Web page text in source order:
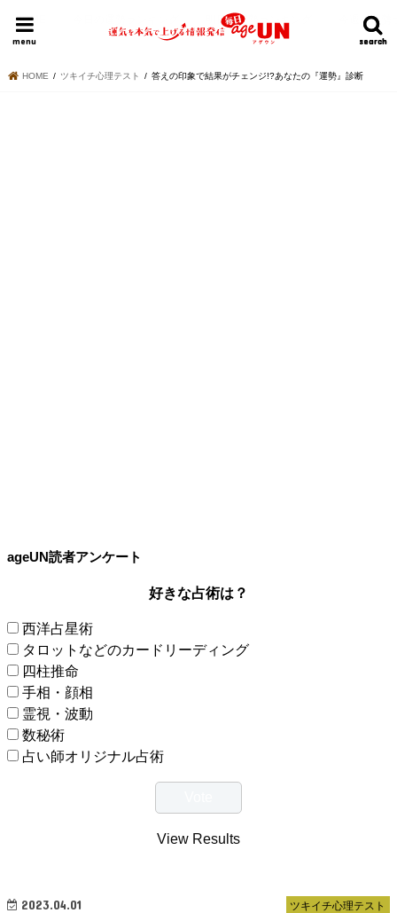
search
search
menu
HOME 明日の運勢ランキング 今週の運勢
HOME ツキイチ心理テスト 答えの印象で結果がチェンジ!?あなたの『運勢』診断
ageUN読者アンケート
好きな占術は？
西洋占星術
タロットなどのカードリーディング
四柱推命
手相・顔相
霊視・波動
数秘術
占い師オリジナル占術
View Results
ツキイチ心理テスト
2023.04.01